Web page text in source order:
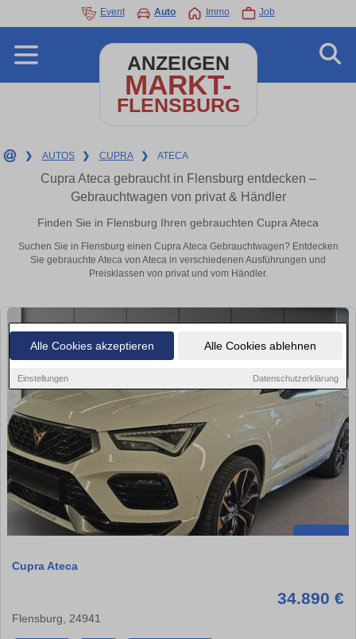
Alle Cookies akzeptieren Alle Cookies ablehnen
Einstellungen Datenschutzerklärung
Event Auto Immo Job
ANZEIGEN
MARKT-
FLENSBURG
❯ AUTOS ❯ CUPRA ❯ ATECA
Cupra Ateca gebraucht in Flensburg entdecken –
Gebrauchtwagen von privat & Händler
Finden Sie in Flensburg Ihren gebrauchten Cupra Ateca
Suchen Sie in Flensburg einen Cupra Ateca Gebrauchtwagen? Entdecken
Sie gebrauchte Ateca von Ateca in verschiedenen Ausführungen und
Preisklassen von privat und vom Händler.
Cupra Ateca
34.890 €
Flensburg, 24941